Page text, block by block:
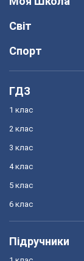
Світ
Спорт
ГДЗ
1 клас
2 клас
3 клас
4 клас
5 клас
6 клас
Підручники